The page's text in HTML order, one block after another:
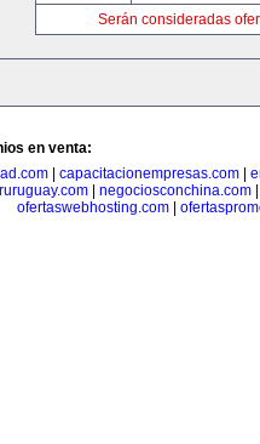
Serán consideradas
en venta:
| capacitacionempresas.com|
| negociosconchina.com
ofertaswebhosting.com|